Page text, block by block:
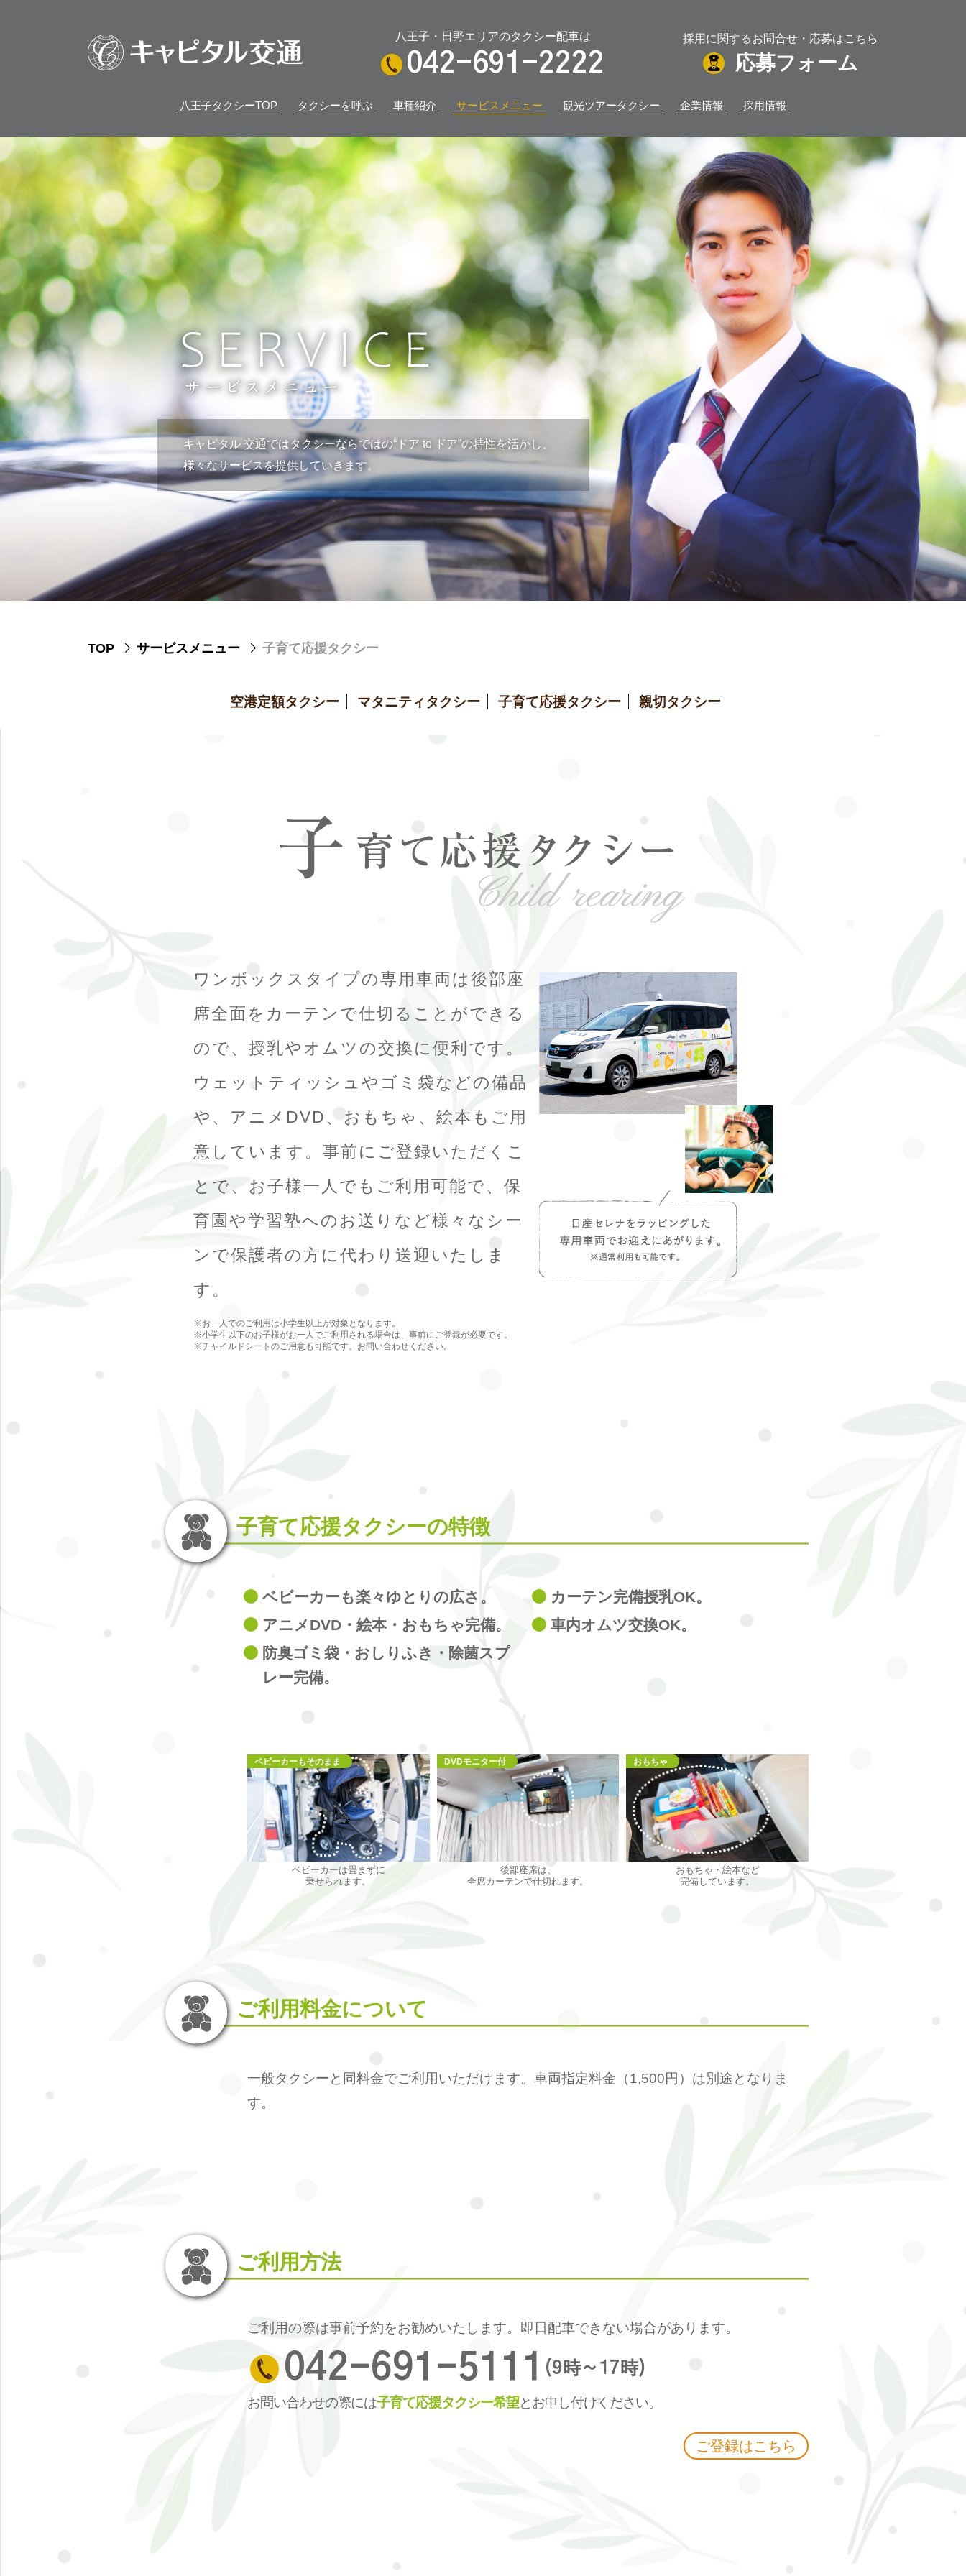
八王子・日野エリアのタクシー配車は
042-691-2222
採用に関するお問合せ・応募はこちら
応募フォーム
八王子タクシーTOP タクシーを呼ぶ 車種紹介 サービスメニュー 観光ツアータクシー 企業情報 採用情報
キャピタル 交通ではタクシーならではの“ドア to ドア”の特性を活かし、
様々なサービスを提供していきます。
TOP サービスメニュー 子育て応援タクシー
空港定額タクシー マタニティタクシー 子育て応援タクシー 親切タクシー
ワンボックスタイプの専用車両は後部座
席全面をカーテンで仕切ることができる
ので、授乳やオムツの交換に便利です。
ウェットティッシュやゴミ袋などの備品
や、アニメDVD、おもちゃ、絵本もご用
意しています。事前にご登録いただくこ
とで、お子様一人でもご利用可能で、保
育園や学習塾へのお送りなど様々なシー
ンで保護者の方に代わり送迎いたしま
す。
※お一人でのご利用は小学生以上が対象となります。
※小学生以下のお子様がお一人でご利用される場合は、事前にご登録が必要です。
※チャイルドシートのご用意も可能です。お問い合わせください。
子育て応援タクシーの特徴
ベビーカーも楽々ゆとりの広さ。
カーテン完備授乳OK。
アニメDVD・絵本・おもちゃ完備。
車内オムツ交換OK。
防臭ゴミ袋・おしりふき・除菌スプ
レー完備。
ベビーカーもそのまま
ベビーカーは畳まずに
乗せられます。
DVDモニター付
後部座席は、
全席カーテンで仕切れます。
おもちゃ
おもちゃ・絵本など
完備しています。
ご利用料金について
一般タクシーと同料金でご利用いただけます。車両指定料金（1,500円）は別途となりま
す。
ご利用方法
ご利用の際は事前予約をお勧めいたします。即日配車できない場合があります。
042-691-5111 (9時～17時)
お問い合わせの際には子育て応援タクシー希望とお申し付けください。
ご登録はこちら